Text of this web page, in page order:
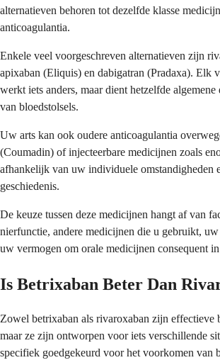
alternatieven behoren tot dezelfde klasse
anticoagulantia.
Enkele veel voorgeschreven alternatieven zijn
apixaban (Eliquis) en dabigatran (Pradaxa). Elk
werkt iets anders, maar dient hetzelfde
van bloedstolsels.
Uw arts kan ook oudere anticoagulantia
(Coumadin) of injecteerbare medicijnen zoals
afhankelijk van uw individuele omstandigheden
geschiedenis.
De keuze tussen deze medicijnen hangt af van
nierfunctie, andere medicijnen die u gebruikt,
uw vermogen om orale medicijnen consequent
Is Betrixaban Beter Dan
Zowel betrixaban als rivaroxaban zijn effectieve
maar ze zijn ontworpen voor iets verschillende
specifiek goedgekeurd voor het voorkomen van